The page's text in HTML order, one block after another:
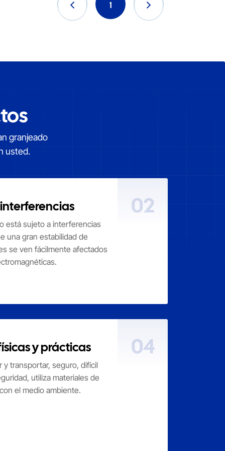
1
granjeado
usted.
está sujeto a interferencias
una gran estabilidad de
se ven fácilmente afectados
02
y prácticas
y transportar, seguro, difícil
utiliza materiales de
el medio ambiente.
04